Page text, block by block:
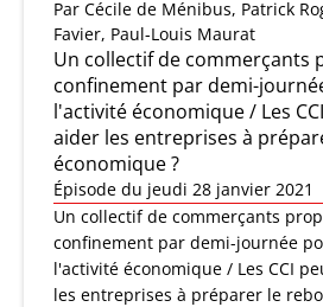
Par Cécile de Ménibus, Patrick
Favier, Paul-Louis Maurat
Un collectif de commerçants
confinement par demi-
l'activité économique / Les
aider les entreprises à
économique ?
Épisode du jeudi 28 janvier 2021
Un collectif de commerçants
confinement par demi-journée
l'activité économique / Les CCI
les entreprises à préparer le